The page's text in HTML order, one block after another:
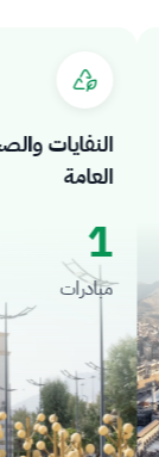
النفايات والصحة
العامة
1
مبادرات